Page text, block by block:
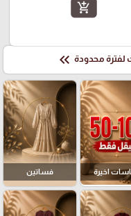
add_shopping_cart
محدودة keyboard_double_arrow_left
اخيرة فساتين